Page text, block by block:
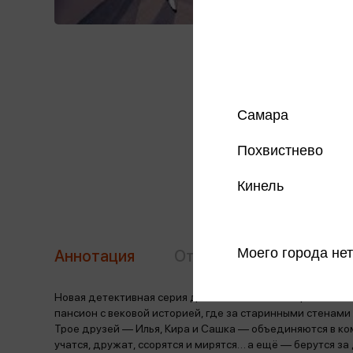
Аннотация Наличие в
Новая детективная серия для поклонников «Чёрного
пансион с вековой историей, где за старинными
Трое друзей — Илья, Кира и Сашка — объединяются в
учатся, дружат, ссорятся и мирятся… а ещё — берутся
Самара
Похвистнево
Кинель
Моего города